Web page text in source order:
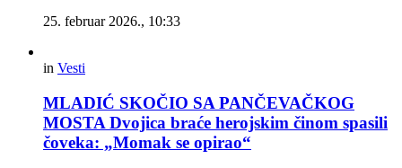
25. februar 2026., 10:33
in Vesti
MLADIĆ SKOČIO SA PANČEVAČKOG
MOSTA Dvojica braće herojskim činom spasili
čoveka: „Momak se opirao“